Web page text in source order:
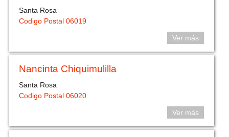
Santa Rosa
Codigo Postal 06019
Ver más
Nancinta Chiquimulilla
Santa Rosa
Codigo Postal 06020
Ver más